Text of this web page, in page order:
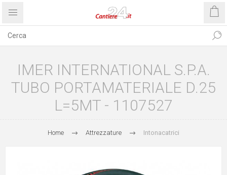
IMER INTERNATIONAL S.P.A.
TUBO PORTAMATERIALE D.25
L=5MT - 1107527
Home Attrezzature Intonacatrici